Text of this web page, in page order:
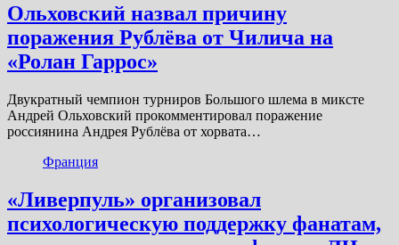
Ольховский назвал причину
поражения Рублёва от Чилича на
«Ролан Гаррос»
Двукратный чемпион турниров Большого шлема в миксте
Андрей Ольховский прокомментировал поражение
россиянина Андрея Рублёва от хорвата…
Франция
«Ливерпуль» организовал
психологическую поддержку фанатам,